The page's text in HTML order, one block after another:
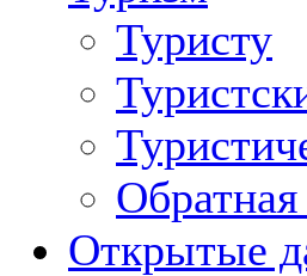
Туристу
Обратная
Открытые